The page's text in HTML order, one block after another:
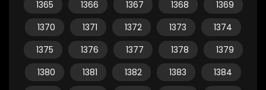
1365 1366 1367 1368
1369
1370
1371 1372 1373
1374
1375
1376 1377 1378
1379
1380
1381 1382 1383
1384